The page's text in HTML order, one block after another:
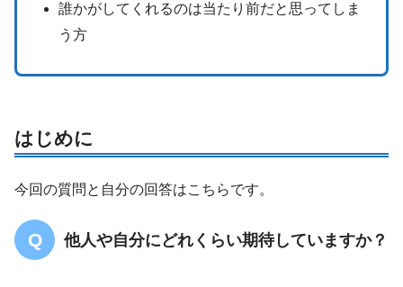
誰かがしてくれるのは当たり前だと思ってしま
う方
はじめに
今回の質問と自分の回答はこちらです。
他人や自分にどれくらい期待していますか？